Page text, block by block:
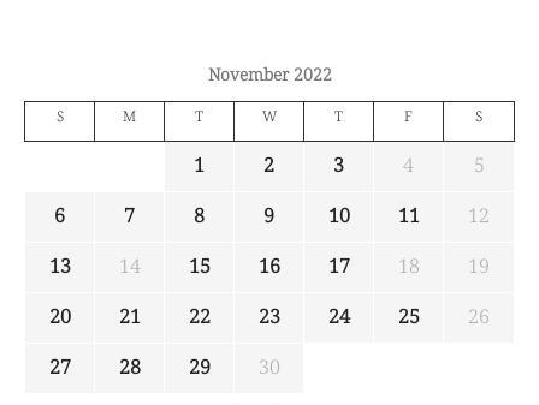
November 2022
S M T W T F S
1 2 3 4
5
6
7 8 9 10 11
12
13
14 15 16 17 18
19
20
21 22 23 24 25
26
27
28 29
30